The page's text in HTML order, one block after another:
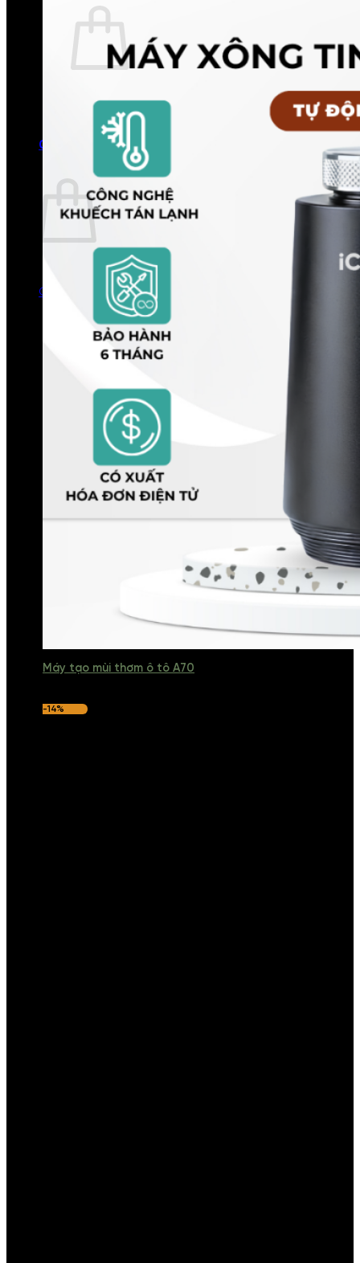
Quay trở lại cửa hàng
0
Giỏ hàng
Chưa có sản phẩm trong giỏ hàng.
Quay trở lại cửa hàng
Máy tạo mùi thơm ô tô A70
-14%